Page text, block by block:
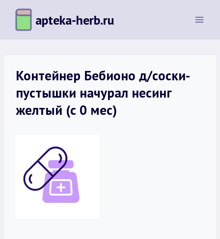
Перейти
содержимому
apteka-herb.ru
Контейнер Бебионо д/соски-
пустышки начурал несинг
желтый (с 0 мес)